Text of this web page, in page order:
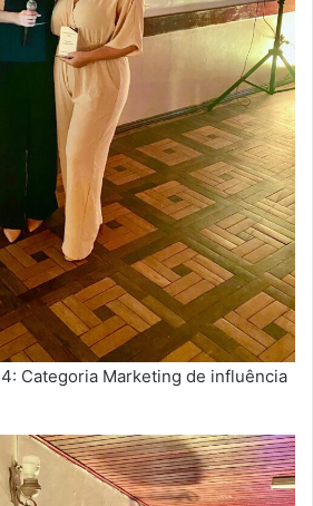
Categoria Marketing de influência